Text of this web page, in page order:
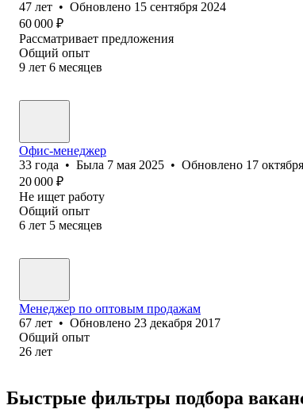
47 лет • Обновлено 15 сентября 2024
60 000 ₽
Рассматривает предложения
Общий опыт
9 лет 6 месяцев
Офис-менеджер
33 года • Была 7 мая 2025 • Обновлено 17
20 000 ₽
Не ищет работу
Общий опыт
6 лет 5 месяцев
Менеджер по оптовым продажам
67 лет • Обновлено 23 декабря 2017
Общий опыт
26 лет
Быстрые фильтры подбора